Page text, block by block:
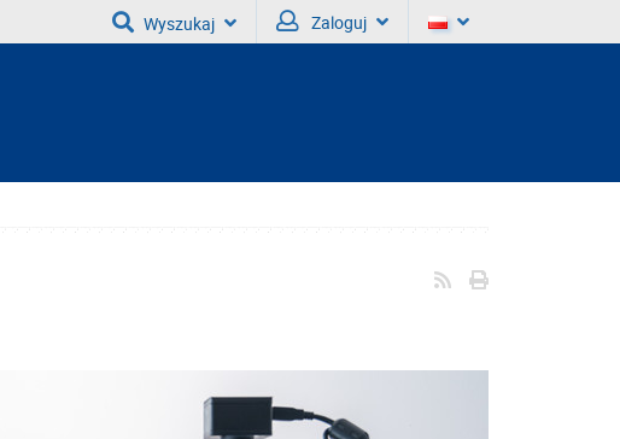
Wyszukaj Zaloguj